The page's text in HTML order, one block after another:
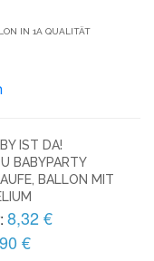
IN 1A QUALITÄT
IST DA!
BABYPARTY
BALLON MIT
8,32 €
€